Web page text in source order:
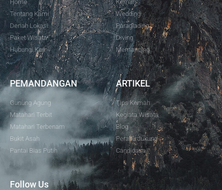
Home
Tentang Kami
Denah Lokasi
Paket Wisata
Hubungi Kami
Kemah
Wedding
Paraglading
Diving
Memancing
PEMANDANGAN
Gunung Agung
Matahari Terbit
Matahari Terbenam
Bukit Asah
Pantai Bias Putih
ARTIKEL
Tips Kemah
Kegiata Wisata
Blog
Perahu Jukung
Candidasa
Follow Us